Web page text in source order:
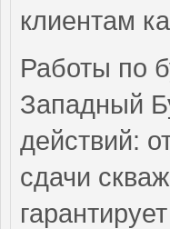
клиентам
Работы по
Западный
действий:
сдачи